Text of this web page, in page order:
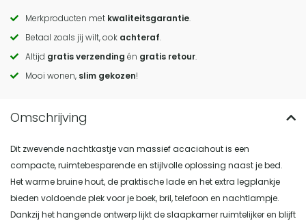
Call
to
actions
Merkproducten met kwaliteitsgarantie.
Betaal zoals jij wilt, ook achteraf.
Altijd gratis verzending én gratis retour.
Mooi wonen, slim gekozen!
Dit zwevende nachtkastje van massief acaciahout is een
compacte, ruimtebesparende en stijlvolle oplossing naast je bed.
Het warme bruine hout, de praktische lade en het extra legplankje
bieden voldoende plek voor je boek, bril, telefoon en nachtlampje.
Dankzij het hangende ontwerp lijkt de slaapkamer ruimtelijker en blijft